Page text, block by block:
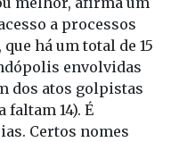
a processos
há um total de 15
envolvidas
dos atos golpistas
14). É
Certos nomes